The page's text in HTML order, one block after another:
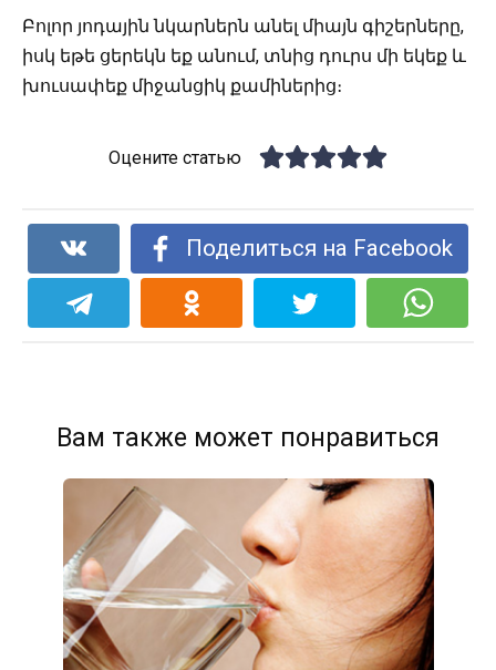
Բոլոր յոդային նկարներն անել միայն գիշերները,
իսկ եթե ցերեկն եք անում, տնից դուրս մի եկեք և
խուսափեք միջանցիկ քամիներից։
Оцените статью
Поделиться на Facebook
Вам также может понравиться